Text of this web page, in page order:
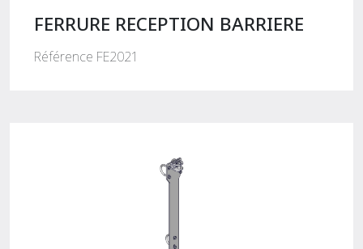
FERRURE RECEPTION BARRIERE
Référence FE2021